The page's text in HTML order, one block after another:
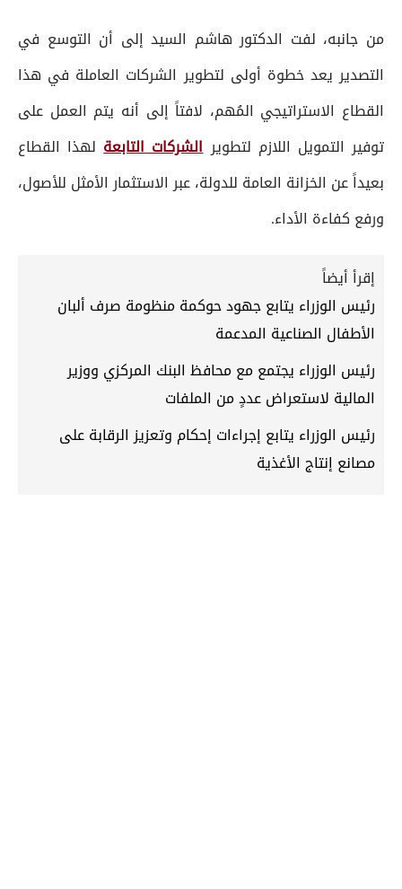
من جانبه، لفت الدكتور هاشم السيد إلى أن التوسع في
التصدير يعد خطوة أولى لتطوير الشركات العاملة في هذا
القطاع الاستراتيجي المُهم، لافتاً إلى أنه يتم العمل على
توفير التمويل اللازم لتطويرالشركات التابعةلهذا القطاع
بعيداً عن الخزانة العامة للدولة، عبر الاستثمار الأمثل للأصول،
ورفع كفاءة الأداء.
إقرأ أيضاً
رئيس الوزراء يتابع جهود حوكمة منظومة صرف ألبان
الأطفال الصناعية المدعمة
رئيس الوزراء يجتمع مع محافظ البنك المركزي ووزير
المالية لاستعراض عددٍ من الملفات
رئيس الوزراء يتابع إجراءات إحكام وتعزيز الرقابة على
مصانع إنتاج الأغذية